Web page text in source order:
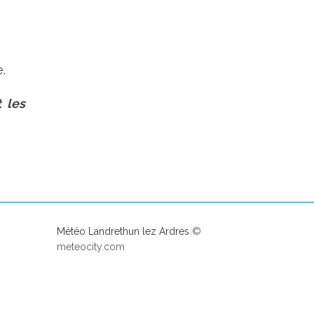
les
Météo Landrethun lez Ardres ©
meteocity.com